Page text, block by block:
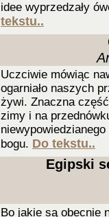
idee wyprzedzały
tekstu..
Uczciwie mówiąc
ogarniało naszych
żywi. Znaczna część
zimy i na
bogu. Do tekstu..
Egipski
Bo jakie są obecnie